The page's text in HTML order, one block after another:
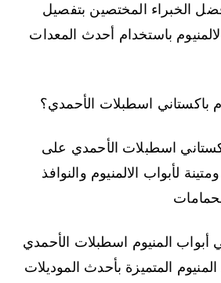
الخبراء المختصين بتفصيل
باستخدام أحدث المعدات
باكستاني اسطبلات الأحمدي؟
اسطبلات الأحمدي على
لأبواب الالمنيوم والنوافذ
المنيوم اسطبلات الأحمدي
المتميزة بأحدث الموديلات